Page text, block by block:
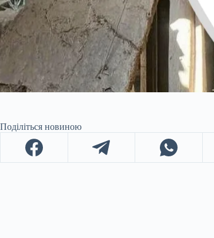
Поділіться новиною